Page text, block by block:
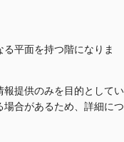
平面を持つ階になりま
提供のみを目的としてい
合があるため、詳細につ